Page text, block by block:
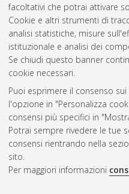
facoltativi che potrai attivare
Cookie e altri strumenti di
analisi statistiche, misure
istituzionale e analisi dei
Se chiudi questo banner
cookie necessari.
Puoi esprimere il consenso
l'opzione in "Personalizza
consensi più specifici in
Potrai sempre rivedere le tue
consensi rientrando nella
sito.
Per maggiori informazioni
Questa lista e' stata
Atom
Rss 1.0
Rss 2.0
ISSN: 2038-7946